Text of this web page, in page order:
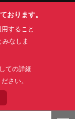
ップ
(PDF)
RESERVED.
おります。
すること
なしま
ての詳細
さい。